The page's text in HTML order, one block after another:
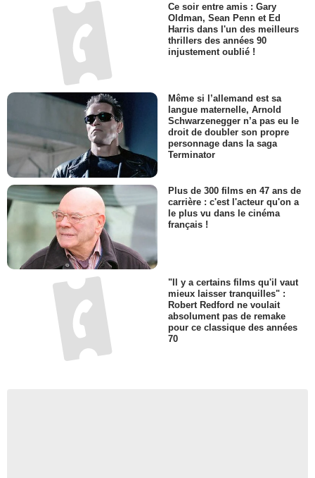
Ce soir entre amis : Gary
Oldman, Sean Penn et Ed
Harris dans l'un des meilleurs
thrillers des années 90
injustement oublié !
Même si l’allemand est sa
langue maternelle, Arnold
Schwarzenegger n’a pas eu le
droit de doubler son propre
personnage dans la saga
Terminator
Plus de 300 films en 47 ans de
carrière : c'est l'acteur qu'on a
le plus vu dans le cinéma
français !
"Il y a certains films qu'il vaut
mieux laisser tranquilles" :
Robert Redford ne voulait
absolument pas de remake
pour ce classique des années
70